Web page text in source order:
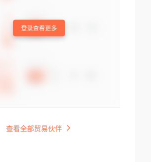
登录查看更多
查看全部贸易伙伴